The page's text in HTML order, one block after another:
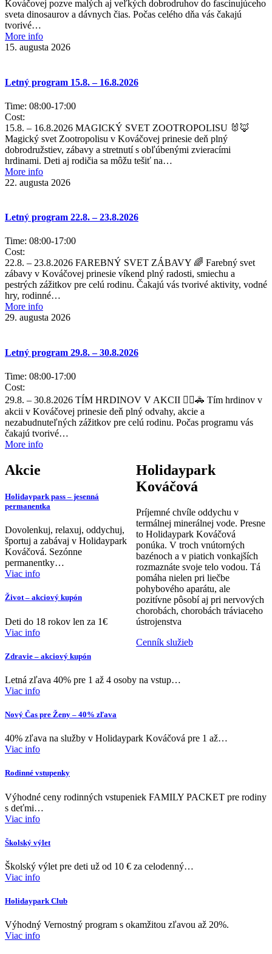
Kováčovej pozve malých aj veľkých dobrodruhov do fascinujúceho
sveta dinosaurov a dávnych čias. Počas celého dňa vás čakajú
tvorivé…
More info
15. augusta 2026
Letný program 15.8. – 16.8.2026
Time: 08:00-17:00
Cost:
15.8. – 16.8.2026 MAGICKÝ SVET ZOOTROPOLISU 🐰🦊
Magický svet Zootropolisu v Kováčovej prinesie deň plný
dobrodružstiev, zábavy a stretnutí s obľúbenými zvieracími
hrdinami. Deti aj rodičia sa môžu tešiť na…
More info
22. augusta 2026
Letný program 22.8. – 23.8.2026
Time: 08:00-17:00
Cost:
22.8. – 23.8.2026 FAREBNÝ SVET ZÁBAVY 🌈 Farebný svet
zábavy v Kováčovej prinesie víkend plný radosti, smiechu a
pestrých zážitkov pre celú rodinu. Čakajú vás tvorivé aktivity, vodné
hry, rodinné…
More info
29. augusta 2026
Letný program 29.8. – 30.8.2026
Time: 08:00-17:00
Cost:
29.8. – 30.8.2026 TÍM HRDINOV V AKCII 🦸‍♂️🚓 Tím hrdinov v
akcii v Kováčovej prinesie deň plný odvahy, akcie a
nezabudnuteľných zážitkov pre celú rodinu. Počas programu vás
čakajú tvorivé…
More info
Holidaypark
Kováčová
Príjemné chvíle oddychu v
termálnej minerálnej vode. Presne
to Holidaypark Kováčová
ponúka. V troch vnútorných
bazénoch a v piatich vonkajších
rozmaznáte svoje telo vodou. Tá
pomáha nielen pri liečbe
pohybového aparátu, ale
pozitívne pôsobí aj pri nervových
chorobách, chorobách tráviaceho
ústrojenstva
Cenník služieb
Akcie
Holidaypark pass – jesenná
permanentka
Dovolenkuj, relaxuj, oddychuj,
športuj a zabávaj v Holidaypark
Kováčová. Sezónne
permanentky…
Viac info
Život – akciový kupón
Deti do 18 rokov len za 1€
Viac info
Zdravie – akciový kupón
Letná zľava 40% pre 1 až 4 osoby na vstup…
Viac info
Nový Čas pre Ženy – 40% zľava
40% zľava na služby v Holidaypark Kováčová pre 1 až…
Viac info
Rodinné vstupenky
Výhodné ceny rodinných vstupeniek FAMILY PACKET pre rodiny
s deťmi…
Viac info
Školský výlet
Školský výlet pre deti už od 10 € za celodenný…
Viac info
Holidaypark Club
Výhodný Vernostný program s okamžitou zľavou až 20%.
Viac info